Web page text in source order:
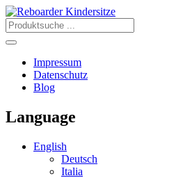
Impressum
Datenschutz
Blog
Language
English
Deutsch
Italia